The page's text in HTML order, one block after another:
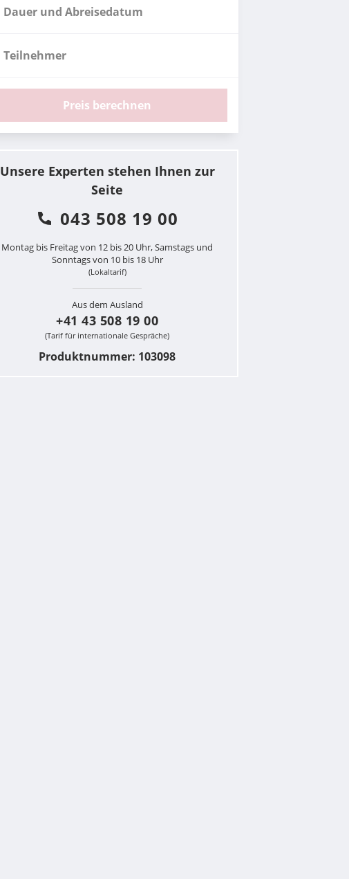
Dauer und Abreisedatum
Teilnehmer
Preis berechnen
Unsere Experten stehen Ihnen zur
Seite
043 508 19 00
Montag bis Freitag von 12 bis 20 Uhr, Samstags und
Sonntags von 10 bis 18 Uhr
(Lokaltarif)
Aus dem Ausland
+41 43 508 19 00
(Tarif für internationale Gespräche)
Produktnummer: 103098